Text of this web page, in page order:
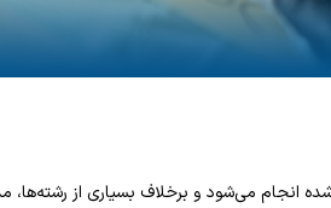
انجام می‌شود و برخلاف بسیاری از رشته‌ها،